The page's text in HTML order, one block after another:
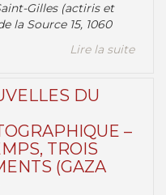
Gilles (actiris et
la Source 15, 1060
Lire la suite
DU
–
TROIS
(GAZA